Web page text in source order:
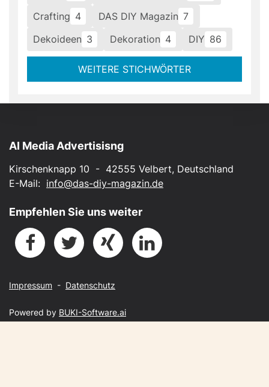
Crafting 4 DAS DIY Magazin 7
Dekoideen 3 Dekoration 4 DIY 86
WEITERE STICHWÖRTER
AI Media Advertisisng
Kirschenknapp 10 - 42555 Velbert, Deutschland
E-Mail: info@das-diy-magazin.de
Empfehlen Sie uns weiter
Impressum - Datenschutz
Powered by BUKI-Software.ai